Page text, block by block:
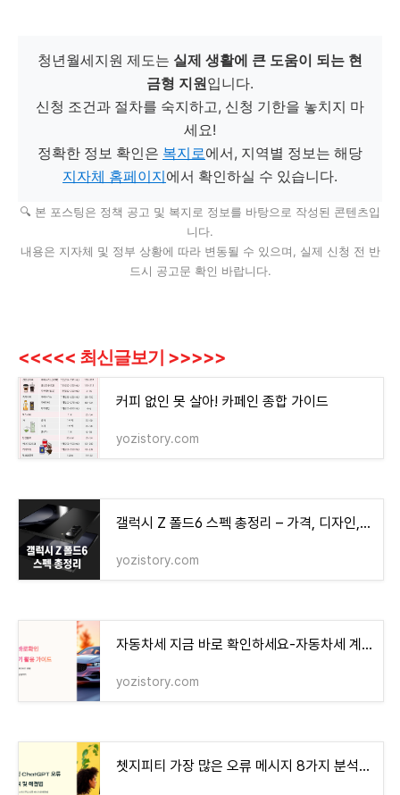
청년월세지원 제도는 실제 생활에 큰 도움이 되는 현
금형 지원입니다.
신청 조건과 절차를 숙지하고, 신청 기한을 놓치지 마
세요!
정확한 정보 확인은 복지로에서, 지역별 정보는 해당
지자체 홈페이지 에서 확인하실 수 있습니다.
🔍 본 포스팅은 정책 공고 및 복지로 정보를 바탕으로 작성된 콘텐츠입
니다.
내용은 지자체 및 정부 상황에 따라 변동될 수 있으며, 실제 신청 전 반
드시 공고문 확인 바랍니다.
<<<<< 최신글보기 >>>>>
커피 없인 못 살아! 카페인 종합 가이드
yozistory.com
갤럭시 Z 폴드6 스펙 총정리 – 가격, 디자인, 성능 완벽 분석
yozistory.com
자동차세 지금 바로 확인하세요-자동차세 계산기
yozistory.com
쳇지피티 가장 많은 오류 메시지 8가지 분석 + 해결법